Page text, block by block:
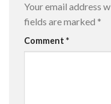
Your email address
fields are marked *
Comment *